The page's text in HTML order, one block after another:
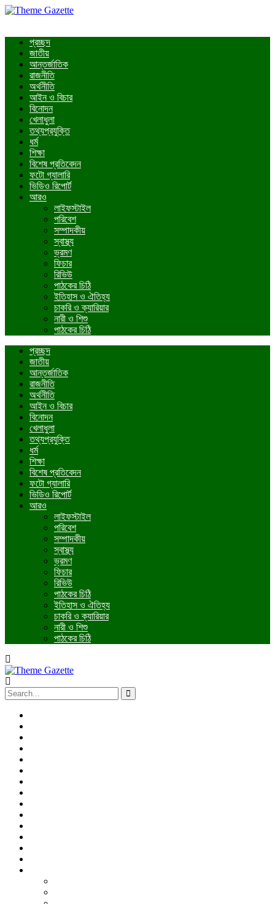
প্রচ্ছদ
জাতীয়
আন্তর্জাতিক
রাজনীতি
অর্থনীতি
আইন ও বিচার
বিনোদন
খেলাধুলা
তথ্যপ্রযুক্তি
ধর্ম
শিক্ষা
বিশেষ প্রতিবেদন
ফটো গ্যালারি
ভিডিও রিপোর্ট
আরও
লাইফস্টাইল
পরিবেশ
সম্পাদকীয়
স্বাস্থ্য
ভ্রমণ
ফিচার
রিভিউ
পাঠকের চিঠি
ইতিহাস ও ঐতিহ্য
চাকরি ও ক্যারিয়ার
নারী ও শিশু
পাঠকের চিঠি
প্রচ্ছদ
জাতীয়
আন্তর্জাতিক
রাজনীতি
অর্থনীতি
আইন ও বিচার
বিনোদন
খেলাধুলা
তথ্যপ্রযুক্তি
ধর্ম
শিক্ষা
বিশেষ প্রতিবেদন
ফটো গ্যালারি
ভিডিও রিপোর্ট
আরও
লাইফস্টাইল
পরিবেশ
সম্পাদকীয়
স্বাস্থ্য
ভ্রমণ
ফিচার
রিভিউ
পাঠকের চিঠি
ইতিহাস ও ঐতিহ্য
চাকরি ও ক্যারিয়ার
নারী ও শিশু
পাঠকের চিঠি